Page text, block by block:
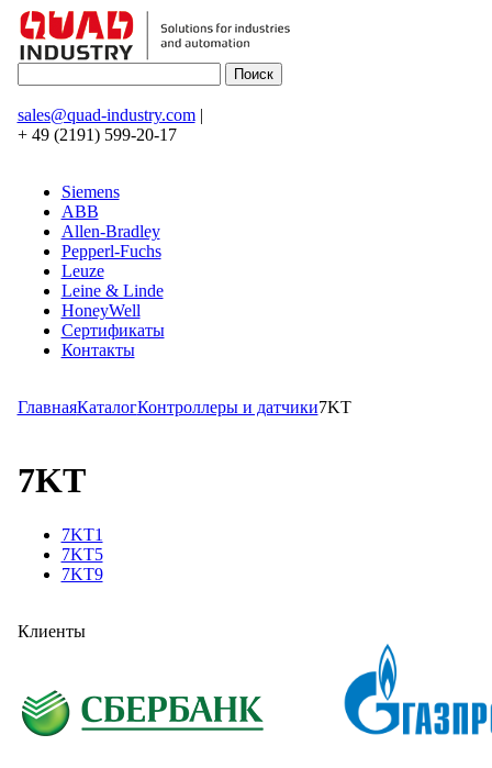
sales@quad-industry.com|
+ 49 (2191) 599-20-17
Siemens
ABB
Allen-Bradley
Pepperl-Fuchs
Leuze
Leine & Linde
HoneyWell
Сертификаты
Контакты
ГлавнаяКаталогКонтроллеры и датчики7KT
7KT
7KT1
7KT5
7KT9
Клиенты